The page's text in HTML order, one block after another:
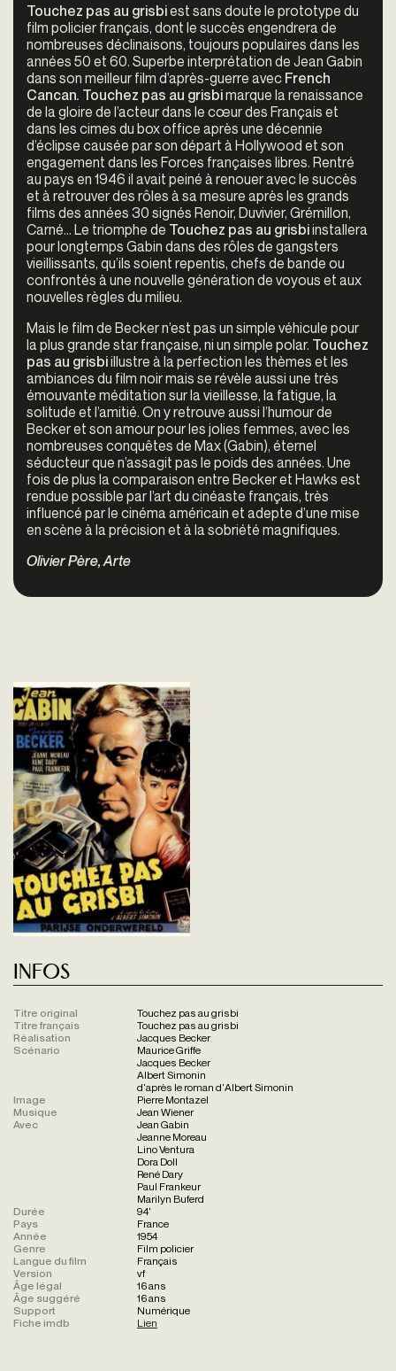
Touchez pas au grisbiest sans doute le prototype du
film policier français, dont le succès engendrera de
nombreuses déclinaisons, toujours populaires dans les
années 50 et 60. Superbe interprétation de Jean Gabin
dans son meilleur film d’après-guerre avec French
Cancan. Touchez pas au grisbimarque la renaissance
de la gloire de l’acteur dans le cœur des Français et
dans les cimes du box office après une décennie
d’éclipse causée par son départ à Hollywood et son
engagement dans les Forces françaises libres. Rentré
au pays en 1946 il avait peiné à renouer avec le succès
et à retrouver des rôles à sa mesure après les grands
films des années 30 signés Renoir, Duvivier, Grémillon,
Carné… Le triomphe de Touchez pas au grisbiinstallera
pour longtemps Gabin dans des rôles de gangsters
vieillissants, qu’ils soient repentis, chefs de bande ou
confrontés à une nouvelle génération de voyous et aux
nouvelles règles du milieu.
Mais le film de Becker n’est pas un simple véhicule pour
la plus grande star française, ni un simple polar. Touchez
pas au grisbiillustre à la perfection les thèmes et les
ambiances du film noir mais se révèle aussi une très
émouvante méditation sur la vieillesse, la fatigue, la
solitude et l’amitié. On y retrouve aussi l’humour de
Becker et son amour pour les jolies femmes, avec les
nombreuses conquêtes de Max (Gabin), éternel
séducteur que n’assagit pas le poids des années. Une
fois de plus la comparaison entre Becker et Hawks est
rendue possible par l’art du cinéaste français, très
influencé par le cinéma américain et adepte d’une mise
en scène à la précision et à la sobriété magnifiques.
Olivier Père, Arte
Infos
Titre original
Touchez pas au grisbi
Titre français
Touchez pas au grisbi
Réalisation
Jacques Becker
Scénario
Maurice Griffe
Jacques Becker
Albert Simonin
d'après le roman d'Albert Simonin
Image
Pierre Montazel
Musique
Jean Wiener
Avec
Jean Gabin
Jeanne Moreau
Lino Ventura
Dora Doll
René Dary
Paul Frankeur
Marilyn Buferd
Durée
94'
Pays
France
Année
1954
Genre
Film policier
Langue du film
Français
Version
vf
Âge légal
16 ans
Âge suggéré
16 ans
Support
Numérique
Fiche imdb
Lien